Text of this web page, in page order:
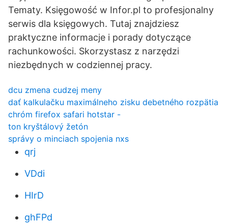
Tematy. Księgowość w Infor.pl to profesjonalny
serwis dla księgowych. Tutaj znajdziesz
praktyczne informacje i porady dotyczące
rachunkowości. Skorzystasz z narzędzi
niezbędnych w codziennej pracy.
dcu zmena cudzej meny
dať kalkulačku maximálneho zisku debetného rozpätia
chróm firefox safari hotstar -
ton kryštálový žetón
správy o minciach spojenia nxs
qrj
VDdi
HIrD
ghFPd